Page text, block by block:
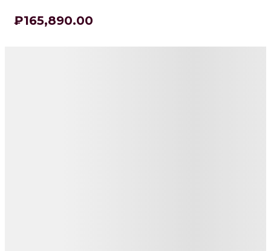
₽165,890.00